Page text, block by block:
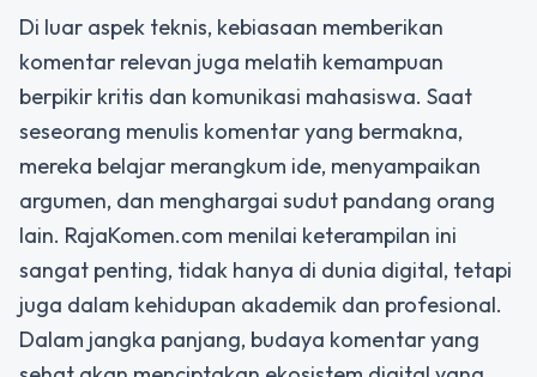
Di luar aspek teknis, kebiasaan memberikan
komentar relevan juga melatih kemampuan
berpikir kritis dan komunikasi mahasiswa. Saat
seseorang menulis komentar yang bermakna,
mereka belajar merangkum ide, menyampaikan
argumen, dan menghargai sudut pandang orang
lain. RajaKomen.com menilai keterampilan ini
sangat penting, tidak hanya di dunia digital, tetapi
juga dalam kehidupan akademik dan profesional.
Dalam jangka panjang, budaya komentar yang